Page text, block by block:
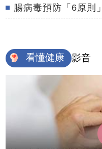
腸病毒預防「6原則
看懂健康 影音